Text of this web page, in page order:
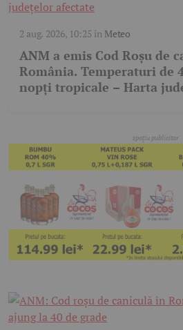
2 aug. 2026, 10:25 în Meteo
ANM a emis Cod Roșu de
România. Temperaturi de
nopți tropicale – Harta